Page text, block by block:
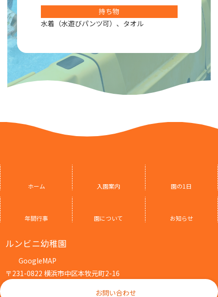
持ち物
水着（水遊びパンツ可）、タオル
ホーム 入園案内 園の1日
年間行事 園について お知らせ
ルンビニ幼稚園
GoogleMAP
〒231-0822 横浜市中区本牧元町2-16
お問い合わせ